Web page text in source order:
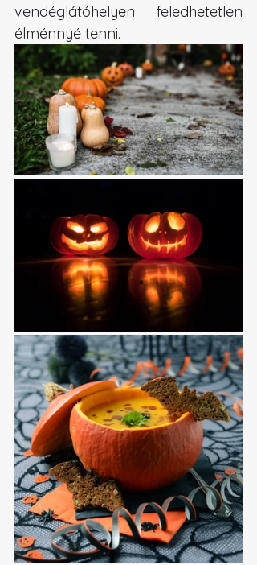
vendéglátóhelyen feledhetetlen
élménnyé tenni.